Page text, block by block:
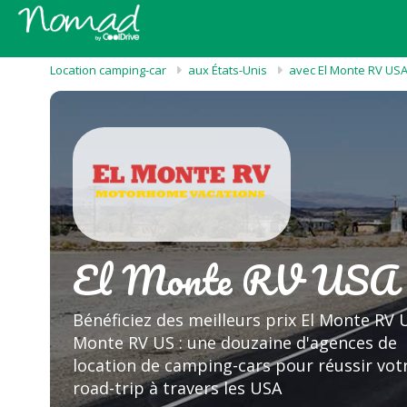
Location camping-car aux États-Unis avec El Monte RV
El Monte RV USA
Bénéficiez des meilleurs prix El Monte RV
Monte RV US : une douzaine d'agences de
location de camping-cars pour réussir
road-trip à travers les USA